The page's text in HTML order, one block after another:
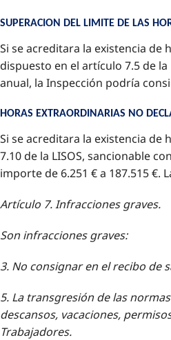
SUPERACION DEL LIMITE DE LAS
Si se acreditara la existencia
dispuesto en el artículo 7.5 de
anual, la Inspección podría
HORAS EXTRAORDINARIAS NO
Si se acreditara la existencia
7.10 de la LISOS, sancionable
importe de 6.251 € a 187.515 €.
Artículo 7. Infracciones graves.
Son infracciones graves:
3. No consignar en el recibo de
5. La transgresión de las
descansos, vacaciones,
Trabajadores.